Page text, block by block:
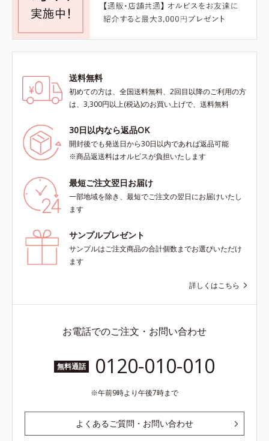
送料無料
初めての方は、全国送料無料、2回目以降のご利用の方
は、3,300円以上(税込)のお買い上げで、送料無料
30日以内なら返品OK
開封後でも発送日から30日以内であれば返品可能
※商品返送料はオルビスが負担いたします
最短ご注文翌日お届け
一部地域を除き、最短でご注文の翌日にお届けいたし
ます
サンプルプレゼント
サンプルはご注文商品の合計個数までお選びいただけ
ます
詳しくはこちら
お電話でのご注文・お問い合わせ
無料通話 0120-010-010
午前9時より午後7時まで
よくあるご質問・お問い合わせ